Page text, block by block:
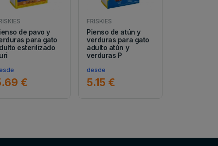
de pavo y
para gato
esterilizado
€
FRISKIES
Pienso de atún y
verduras para gato
adulto atún y
verduras P
desde
5.15 €